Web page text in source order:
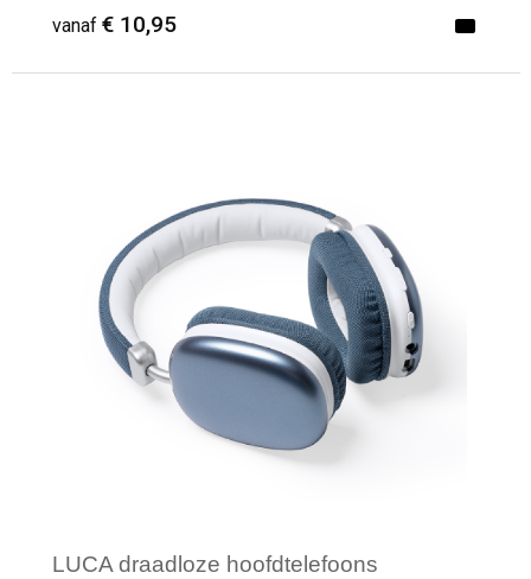
vanaf € 10,95
LUCA draadloze hoofdtelefoons